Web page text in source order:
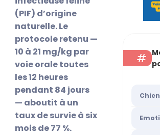
(PIF) d’origine
naturelle. Le
protocole retenu —
10 à 21 mg/kg par
voie orale toutes
les 12 heures
pendant 84 jours
— aboutit à un
taux de survie à six
mois de 77 %.
Chien